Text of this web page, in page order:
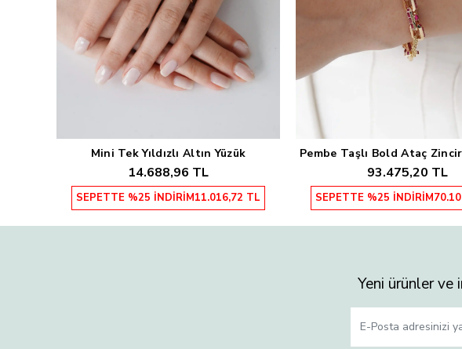
Sepete Ekle
Mini Tek Yıldızlı Altın Yüzük
14.688,96 TL
SEPETTE %25 İNDİRİM11.016,72 TL
Sepete Ekle
Pembe Taşlı Bold Ataç
93.475,20 TL
SEPETTE %25 İNDİRİM
Yeni ürünler ve